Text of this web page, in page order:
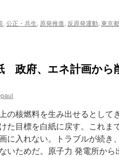
, 公正・共生, 原発推進, 反原発運動, 東京
政府、エネ計画から
の核燃料を生み出せるとして
た目標を白紙に戻す。これま
に入れない。トラブルが続き
いためだ。原子力 発電所か